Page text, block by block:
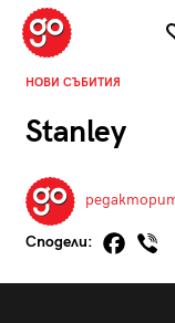
НОВИ СЪБИТИЯ
Stanley
Сподели: